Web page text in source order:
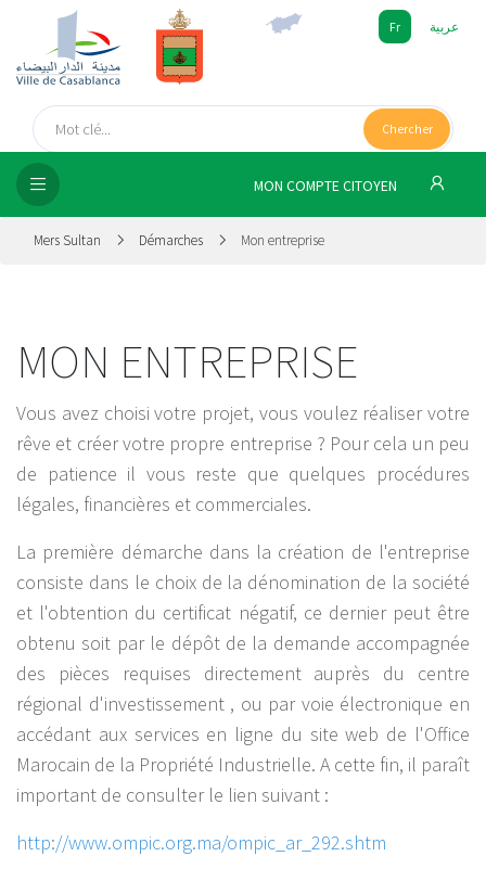
Fr عربية
Chercher
MON COMPTE CITOYEN
Mers Sultan Démarches Mon entreprise
MON ENTREPRISE
Vous avez choisi votre projet, vous voulez réaliser votre
rêve et créer votre propre entreprise ? Pour cela un peu
de patience il vous reste que quelques procédures
légales, financières et commerciales.
La première démarche dans la création de l'entreprise
consiste dans le choix de la dénomination de la société
et l'obtention du certificat négatif, ce dernier peut être
obtenu soit par le dépôt de la demande accompagnée
des pièces requises directement auprès du centre
régional d'investissement , ou par voie électronique en
accédant aux services en ligne du site web de l'Office
Marocain de la Propriété Industrielle. A cette fin, il paraît
important de consulter le lien suivant :
http://www.ompic.org.ma/ompic_ar_292.shtm